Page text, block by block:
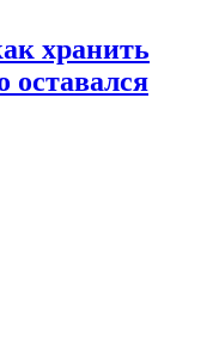
хранить
оставался